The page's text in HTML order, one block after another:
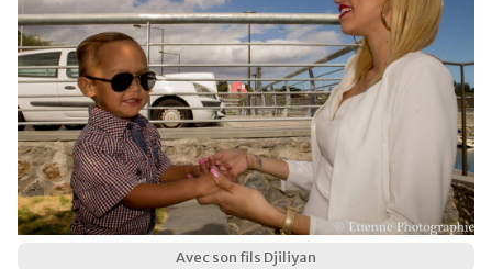
Avec son fils Djiliyan